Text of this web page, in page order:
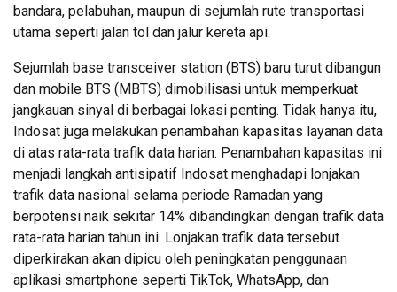
bandara, pelabuhan, maupun di sejumlah rute transportasi
utama seperti jalan tol dan jalur kereta api.
Sejumlah base transceiver station (BTS) baru turut dibangun
dan mobile BTS (MBTS) dimobilisasi untuk memperkuat
jangkauan sinyal di berbagai lokasi penting. Tidak hanya itu,
Indosat juga melakukan penambahan kapasitas layanan data
di atas rata-rata trafik data harian. Penambahan kapasitas ini
menjadi langkah antisipatif Indosat menghadapi lonjakan
trafik data nasional selama periode Ramadan yang
berpotensi naik sekitar 14% dibandingkan dengan trafik data
rata-rata harian tahun ini. Lonjakan trafik data tersebut
diperkirakan akan dipicu oleh peningkatan penggunaan
aplikasi smartphone seperti TikTok, WhatsApp, dan